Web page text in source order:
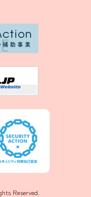
Reserved.